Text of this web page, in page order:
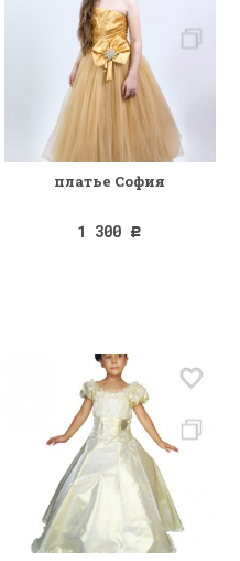
платье София
1 300 Р